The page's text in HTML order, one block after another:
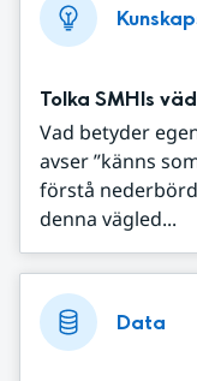
Tolka SMHIs
Vad betyder
avser ”känns
förstå
denna vägled...
Data